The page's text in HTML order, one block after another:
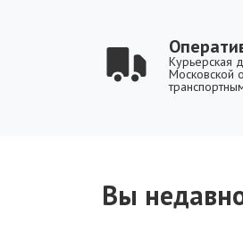
Курьерская
Московской
Вы